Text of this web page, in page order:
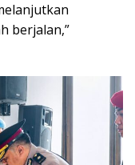
berjalan,”